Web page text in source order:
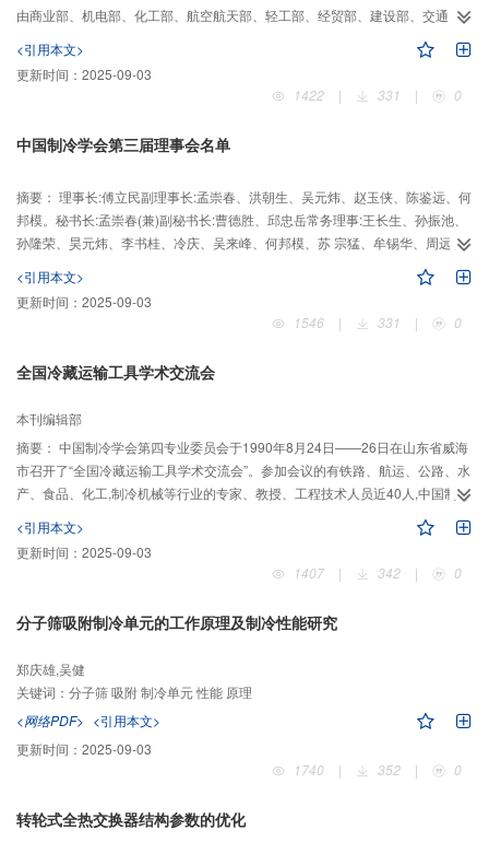
由商业部、机电部、化工部、航空航天部、轻工部、经贸部、建设部、交通
部、能源部、农业部、纺织部、中科院、国家教委、医药总局、汽车总公司、
船舶总
<引用本文>
更新时间： 2025-09-03
1422
| 331 | 0
中国制冷学会第三届理事会名单
摘要： 理事长:傅立民副理事长:孟崇春、洪朝生、吴元炜、赵玉侠、陈鉴远、何
邦模。秘书长:孟崇春(兼)副秘书长:曹德胜、邱忠岳常务理事:王长生、孙振池、
孙隆荣、昊元炜、李书桂、冷庆、吴来峰、何邦模、苏 宗猛、牟锡华、周远、
范垂洪、孟崇春、金骏、陈远、赵玉侠、彦启 森、洪朝生、费人杰、傅立民、
戴永庆理事:于泽敏、于敏珠、毛玉柱、、王长生、王英若、王魁武、王德魁、
卢1勋、 申传文、周山涛、石祥林、边增林、刘东、李永康、朱志仁、刘运章、
刘 作斌、,刘承泽、刘国汉、李金玉、刘彦华、孙桂初、孙振池、李建坤、刘
<引用本文>
更新时间： 2025-09-03
1546
| 331 | 0
全国冷藏运输工具学术交流会
本刊编辑部
摘要： 中国制冷学会第四专业委员会于1990年8月24日——26日在山东省威海
市召开了“全国冷藏运输工具学术交流会”。参加会议的有铁路、航运、公路、水
产、食品、化工,制冷机械等行业的专家、教授、工程技术人员近40人,中国制冷
<引用本文>
更新时间： 2025-09-03
1407
| 342 | 0
分子筛吸附制冷单元的工作原理及制冷性能研究
郑庆雄,吴健
关键词： 分子筛 吸附 制冷单元 性能 原理
<网络PDF> <引用本文>
更新时间： 2025-09-03
1740
| 352 | 0
转轮式全热交换器结构参数的优化